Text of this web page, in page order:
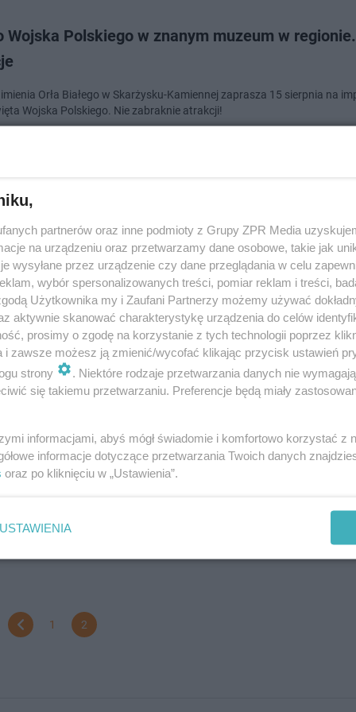
Wojska Polskiego w znanym muzeum w
Orła Białego w Skarżysku-Kamiennej zaprasza 15 sierpnia na
Wojska Polskiego. Nie zabraknie atrakcji!
Wojska Polskiego. Będą pikniki w
gdzie
Czerwona – pod takim hasłem od 12 do 15 sierpnia odbywać się
Wojska Polskiego oraz 103. rocznicy Bitwy Warszawskiej. W woj.
odbędą się liczne …
słynnej "Kadrówki" ruszył do Kielc
do Kielc wyruszył Marsz Szlakiem I Kompanii Kadrowej ( 58. edycja).
1 2
partnerów oraz inne podmioty z Grupy ZPR Media
na urządzeniu oraz przetwarzamy dane osobowe, takie jak
wysyłane przez urządzenie czy dane przeglądania w celu
wybór spersonalizowanych treści, pomiar reklam i treści,
Użytkownika my i Zaufani Partnerzy możemy używać
aktywnie skanować charakterystykę urządzenia do celów
prosimy o zgodę na korzystanie z tych technologii poprzez
i zawsze możesz ją zmienić/wycofać klikając przycisk ustawień
strony
. Niektóre rodzaje przetwarzania danych nie
się takiemu przetwarzaniu. Preferencje będą miały
informacjami, abyś mógł świadomie i komfortowo korzystać z
informacje dotyczące przetwarzania Twoich danych
oraz po kliknięciu w „Ustawienia”.
USTAWIENIA